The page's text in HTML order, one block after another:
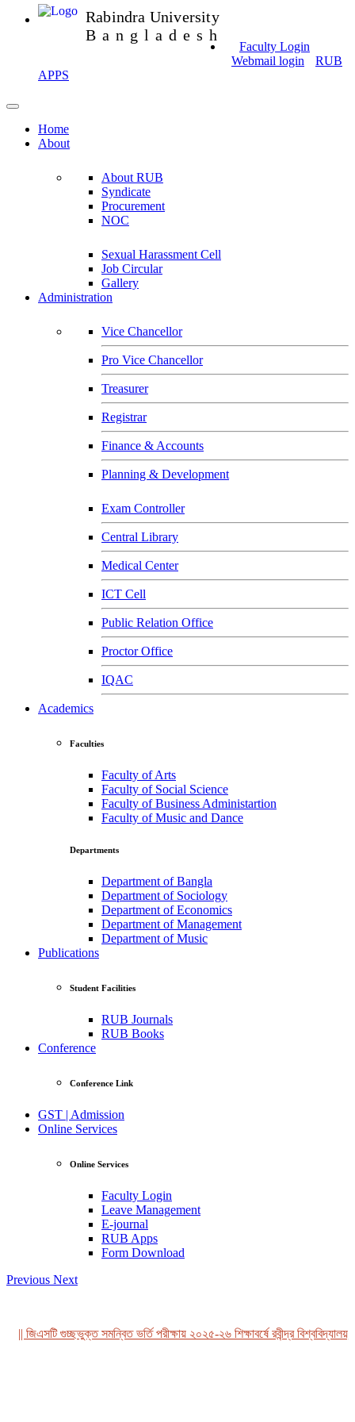
Rabindra University
Bangladesh
Faculty Login
Webmail login
RUB
APPS
Home
About
About RUB
Syndicate
Procurement
NOC
Sexual Harassment Cell
Job Circular
Gallery
Administration
Vice Chancellor
Pro Vice Chancellor
Treasurer
Registrar
Finance & Accounts
Planning & Development
Exam Controller
Central Library
Medical Center
ICT Cell
Public Relation Office
Proctor Office
IQAC
Academics
Faculties
Faculty of Arts
Faculty of Social Science
Faculty of Business Administartion
Faculty of Music and Dance
Departments
Department of Bangla
Department of Sociology
Department of Economics
Department of Management
Department of Music
Publications
Student Facilities
RUB Journals
RUB Books
Conference
Conference Link
GST | Admission
Online Services
Online Services
Faculty Login
Leave Management
E-journal
RUB Apps
Form Download
Previous Next
|| জিএসটি গুচ্ছভুক্ত সমন্বিত ভর্তি পরীক্ষায় ২০২৫-২৬ শিক্ষাবর্ষে রবীন্দ্র